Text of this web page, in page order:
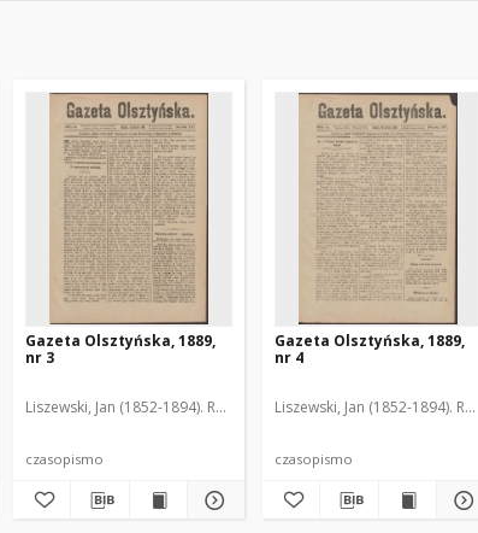
Gazeta Olsztyńska, 1889,
nr 3
Liszewski, Jan (1852-1894). Red.
czasopismo
Gazeta Olsztyńska, 1889,
nr 4
Liszewski, Jan (1852-1894). Red.
czasopismo